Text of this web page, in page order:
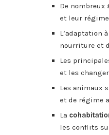
De nombreux
et leur
L’adaptation
nourriture et
Les
et les
Les animaux
et de régime
La
les conflits